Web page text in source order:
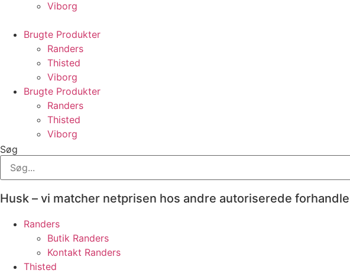
Viborg
Brugte Produkter
Randers
Thisted
Viborg
Brugte Produkter
Randers
Thisted
Viborg
Søg
Husk – vi matcher netprisen hos andre autoriserede
Randers
Butik Randers
Kontakt Randers
Thisted